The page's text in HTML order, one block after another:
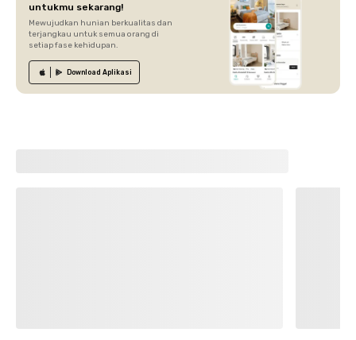
untukmu sekarang!
Mewujudkan hunian berkualitas dan
terjangkau untuk semua orang di
setiap fase kehidupan.
Download Aplikasi